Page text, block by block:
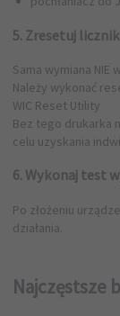
5. Zresetuj
Sama wymiana NIE
Należy wykonać
WIC Reset Utility
Bez tego drukarka
celu uzyskania
6. Wykonaj test
Po złożeniu
działania.
Najczęstsze